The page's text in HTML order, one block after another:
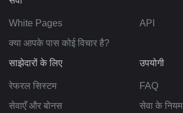
White Pages
API
क्या आपके पास कोई विचार है?
साझेदारों के लिए
रेफरल सिस्टम
सेवाएँ और बोनस
उपयोगी
FAQ
सेवा के नियम